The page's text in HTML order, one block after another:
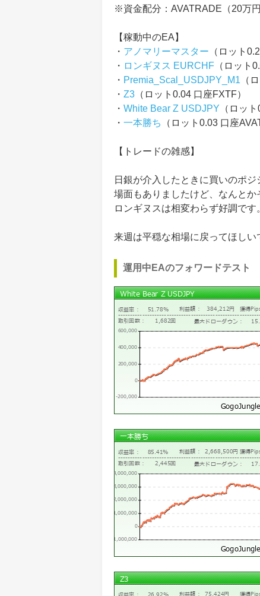
※資金配分：AVATRADE（20万
【稼動中のEA】
・ アノマリーマスター （ロット
・ ロンギヌス EURCHF （ロット
・ Premia_Scal_USDJPY_M1 （
・ Z3 （ロット0.04 口座FXTF）
・ White Bear Z USDJPY （ロッ
・ 一本勝ち （ロット0.03 口座
【トレードの雑感】
日銀が介入したときに買いのポ
場面もありましたけど、なんとか
ロンギヌスは相変わらず好調です
来週は平穏な相場に戻ってほしい
運用中EAのフォワードテスト